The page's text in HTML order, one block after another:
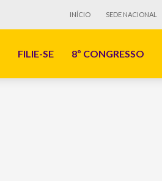
INÍCIO SEDE NACIONAL
FILIE-SE 8º CONGRESSO